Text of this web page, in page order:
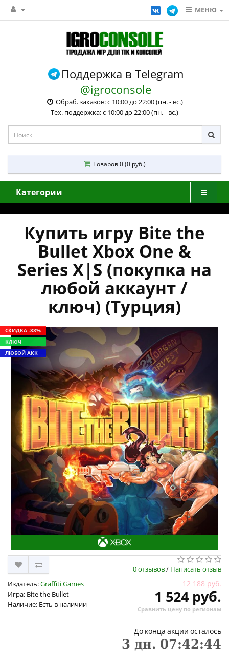
МЕНЮ
Поддержка в Telegram
@igroconsole
Обраб. заказов: с 10:00 до 22:00 (пн. - вс.)
Тех. поддержка: с 10:00 до 22:00 (пн. - вс.)
Товаров 0 (0 руб.)
Категории
Купить игру Bite the
Bullet Xbox One &
Series X|S (покупка на
любой аккаунт /
ключ) (Турция)
СКИДКА -88%
КЛЮЧ
ЛЮБОЙ АКК
0 отзывов/ Написать отзыв
Издатель:Graffiti Games
Игра: Bite the Bullet
Наличие: Есть в наличии
12 188 руб.
1 524 руб.
Сравнить цену по регионам
До конца акции осталось
3 дн. 07:42:44